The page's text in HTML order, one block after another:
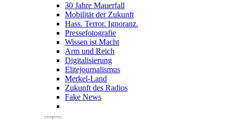
30 Jahre Mauerfall
Mobilität der Zukunft
Hass. Terror. Ignoranz.
Pressefotografie
Wissen ist Macht
Arm und Reich
Digitalisierung
Elitejournalismus
Merkel-Land
Zukunft des Radios
Fake News